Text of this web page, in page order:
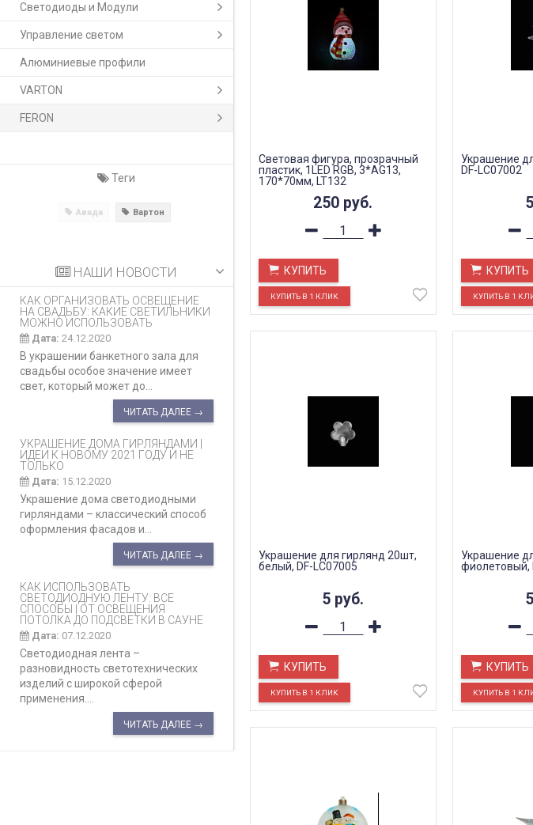
Светодиоды и Модули
Управление светом
Алюминиевые профили
VARTON
FERON
Теги
Авада Вартон
НАШИ НОВОСТИ
КАК ОРГАНИЗОВАТЬ ОСВЕЩЕНИЕ
НА СВАДЬБУ: КАКИЕ СВЕТИЛЬНИКИ
МОЖНО ИСПОЛЬЗОВАТЬ
Дата: 24.12.2020
В украшении банкетного зала для
свадьбы особое значение имеет
свет, который может до...
ЧИТАТЬ ДАЛЕЕ →
УКРАШЕНИЕ ДОМА ГИРЛЯНДАМИ |
ИДЕИ К НОВОМУ 2021 ГОДУ И НЕ
ТОЛЬКО
Дата: 15.12.2020
Украшение дома светодиодными
гирляндами – классический способ
оформления фасадов и...
ЧИТАТЬ ДАЛЕЕ →
КАК ИСПОЛЬЗОВАТЬ
СВЕТОДИОДНУЮ ЛЕНТУ: ВСЕ
СПОСОБЫ | ОТ ОСВЕЩЕНИЯ
ПОТОЛКА ДО ПОДСВЕТКИ В САУНЕ
Дата: 07.12.2020
Светодиодная лента –
разновидность светотехнических
изделий с широкой сферой
применения....
ЧИТАТЬ ДАЛЕЕ →
Световая фигура, прозрачный
пластик, 1LED RGB, 3*AG13,
170*70мм, LT132
250 руб.
КУПИТЬ
Украшение
DF-LC07002
5
КУПИТЬ
Украшение для гирлянд 20шт,
белый, DF-LC07005
5 руб.
КУПИТЬ
Украшение
фиолетовый,
5
КУПИТЬ